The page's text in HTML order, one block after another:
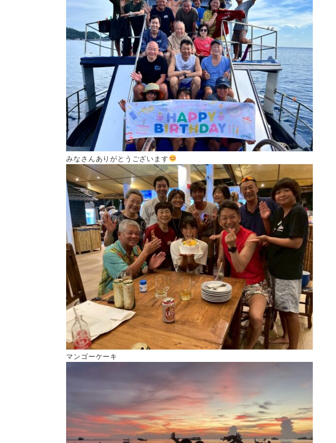
みなさんありがとうございます
マンゴーケーキ